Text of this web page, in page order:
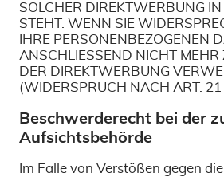
SOLCHER DIREKTWERBUNG
STEHT. WENN SIE
IHRE PERSONENBEZOGENEN
ANSCHLIESSEND NICHT MEHR
DER DIREKTWERBUNG
(WIDERSPRUCH NACH ART.
Beschwerderecht bei der
Aufsichtsbehörde
Im Falle von Verstößen gegen